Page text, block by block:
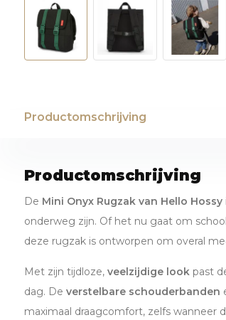
Productomschrijving
Productomschrijving
De Mini Onyx Rugzak van Hello Hossy
onderweg zijn. Of het nu gaat om
deze rugzak is ontworpen om overal
Met zijn tijdloze, veelzijdige lookpast
dag. De verstelbare schouderbanden
maximaal draagcomfort, zelfs wanneer